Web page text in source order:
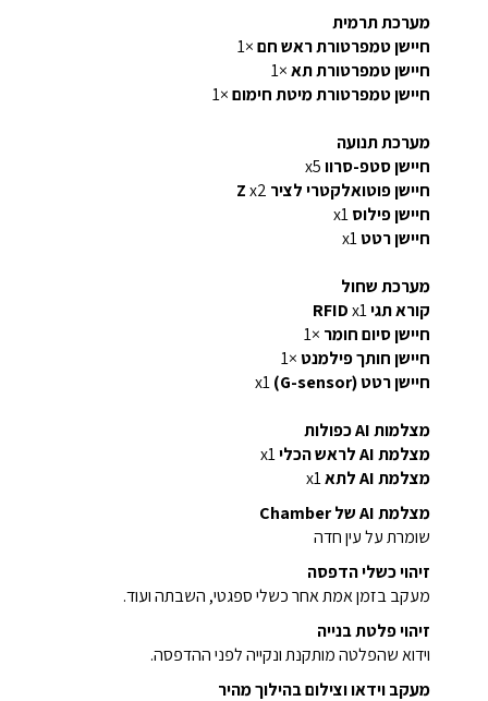
מערכת תרמית
חיישן טמפרטורת ראש חם×1
חיישן טמפרטורת תא×1
חיישן טמפרטורת מיטת חימום×1
מערכת תנועה
חיישן סטפ-סרווx5
חיישן פוטואלקטרי לציר Z x2
חיישן פילוס
חיישן רטט
מערכת שחול
קורא תגי RFIDx1
חיישן סיום חומר ×1
חיישן חותך פילמנט ×1
חיישן רטט (G-sensor)
מצלמות AI כפולות
מצלמת AI לראש הכלי
x1
מצלמת AI לתא
x1
מצלמת AI של Chamber
שומרת על עין חדה
זיהוי כשלי הדפסה
מעקב בזמן אמת אחר כשלי ספגטי, השבתה ועוד.
זיהוי פלטת בנייה
וידוא שהפלטה מותקנת ונקייה לפני ההדפסה.
מעקב וידאו וצילום בהילוך מהיר